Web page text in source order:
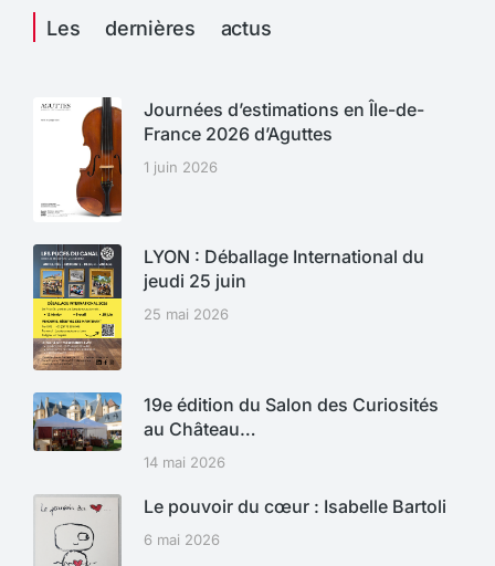
Les dernières actus
Journées d’estimations en Île-de-
France 2026 d’Aguttes
1 juin 2026
LYON : Déballage International du
jeudi 25 juin
25 mai 2026
19e édition du Salon des Curiosités
au Château…
14 mai 2026
Le pouvoir du cœur : Isabelle Bartoli
6 mai 2026